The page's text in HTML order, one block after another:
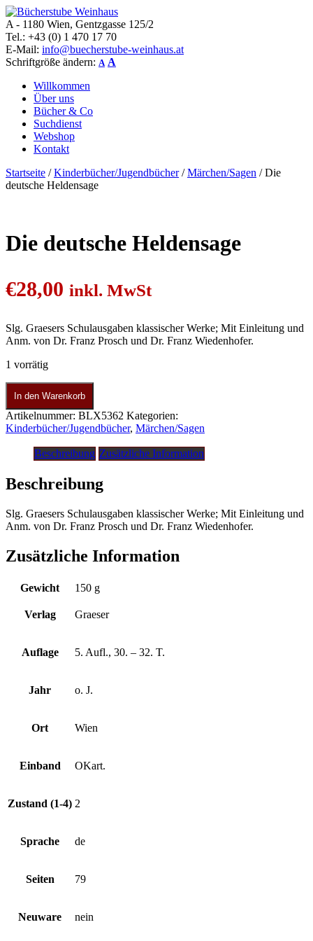
Bücherstube Weinhaus
Verkauf von seltenen antiquarischen und alten, teilweise noch
verlagsneuen Bücher.
A - 1180 Wien, Gentzgasse 125/2
Tel.: +43 (0) 1 470 17 70
E-Mail: info@buecherstube-weinhaus.at
Schriftgröße ändern: A A
Willkommen
Über uns
Bücher & Co
Suchdienst
Webshop
Kontakt
Startseite /Kinderbücher/Jugendbücher/Märchen/Sagen / Die
deutsche Heldensage
Die deutsche Heldensage
€28,00 inkl. MwSt
Slg. Graesers Schulausgaben klassischer Werke; Mit Einleitung und
Anm. von Dr. Franz Prosch und Dr. Franz Wiedenhofer.
1 vorrätig
In den Warenkorb
Artikelnummer: BLX5362 Kategorien:
Kinderbücher/Jugendbücher, Märchen/Sagen
Beschreibung Zusätzliche Information
Beschreibung
Slg. Graesers Schulausgaben klassischer Werke; Mit Einleitung und
Anm. von Dr. Franz Prosch und Dr. Franz Wiedenhofer.
Zusätzliche Information
Gewicht 150 g
Verlag Graeser
Auflage 5. Aufl., 30. – 32. T.
Jahr o. J.
Ort Wien
Einband OKart.
Zustand (1-4) 2
Sprache de
Seiten 79
Neuware nein